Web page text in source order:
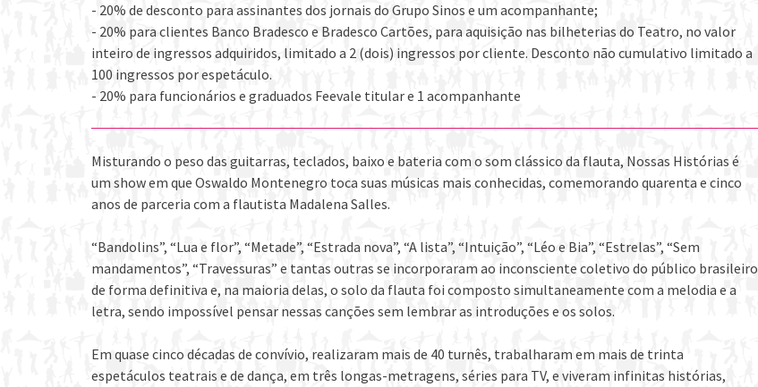
- 20% de desconto para assinantes dos jornais do Grupo Sinos e um acompanhante;
- 20% para clientes Banco Bradesco e Bradesco Cartões, para aquisição nas bilheterias do Teatro, no valor
inteiro de ingressos adquiridos, limitado a 2 (dois) ingressos por cliente. Desconto não cumulativo limitado a
100 ingressos por espetáculo.
- 20% para funcionários e graduados Feevale titular e 1 acompanhante
Misturando o peso das guitarras, teclados, baixo e bateria com o som clássico da flauta, Nossas Histórias é
um show em que Oswaldo Montenegro toca suas músicas mais conhecidas, comemorando quarenta e cinco
anos de parceria com a flautista Madalena Salles.
“Bandolins”, “Lua e flor”, “Metade”, “Estrada nova”, “A lista”, “Intuição”, “Léo e Bia”, “Estrelas”, “Sem
mandamentos”, “Travessuras” e tantas outras se incorporaram ao inconsciente coletivo do público brasileiro
de forma definitiva e, na maioria delas, o solo da flauta foi composto simultaneamente com a melodia e a
letra, sendo impossível pensar nessas canções sem lembrar as introduções e os solos.
Em quase cinco décadas de convívio, realizaram mais de 40 turnês, trabalharam em mais de trinta
espetáculos teatrais e de dança, em três longas-metragens, séries para TV, e viveram infinitas histórias,